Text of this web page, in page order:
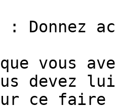
: Donnez
que vous
devez
ce faire